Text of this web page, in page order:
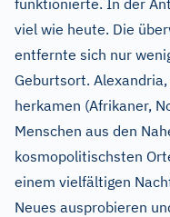
funktionierte. In der
viel wie heute. Die
entfernte sich nur
Geburtsort.
herkamen (Afrikaner,
Menschen aus den
kosmopolitischsten
einem vielfältigen
Neues ausprobieren